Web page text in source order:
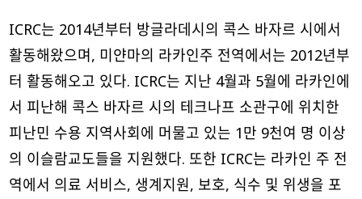
ICRC는 2014년부터 방글라데시의 콕스 바자르 시에서
활동해왔으며, 미얀마의 라카인주 전역에서는 2012년부
터 활동해오고 있다. ICRC는 지난 4월과 5월에 라카인에
서 피난해 콕스 바자르 시의 테크나프 소관구에 위치한
피난민 수용 지역사회에 머물고 있는 1만 9천여 명 이상
의 이슬람교도들을 지원했다. 또한 ICRC는 라카인 주 전
역에서 의료 서비스, 생계지원, 보호, 식수 및 위생을 포